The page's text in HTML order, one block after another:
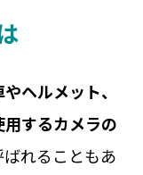
ヘルメット、
するカメラの
れることもあ